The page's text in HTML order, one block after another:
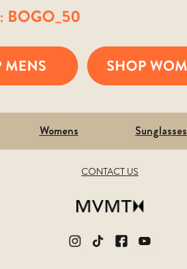
Womens Sunglasses
CONTACT US